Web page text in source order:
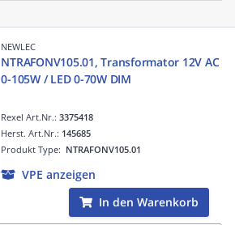
NEWLEC
NTRAFONV105.01, Transformator 12V AC
0-105W / LED 0-70W DIM
Rexel Art.Nr.:3375418
Produkt Type: NTRAFONV105.01
Herst. Art.Nr.: 145685
VPE anzeigen
In den Warenkorb